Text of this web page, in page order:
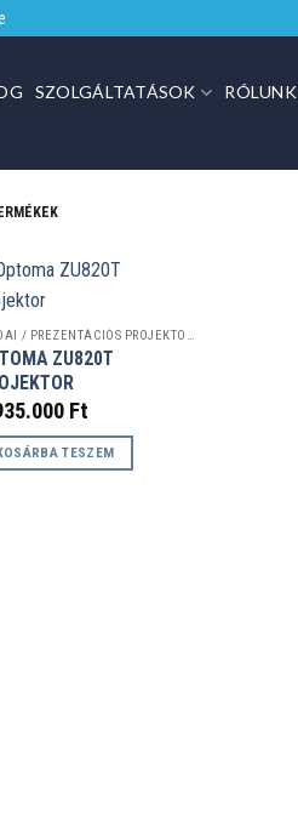
SZOLGÁLTATÁSOK RÓLUNK
IRODAI / PREZENTÁCIÓS PROJEKTOROK
ZU820T
Ft
TESZEM